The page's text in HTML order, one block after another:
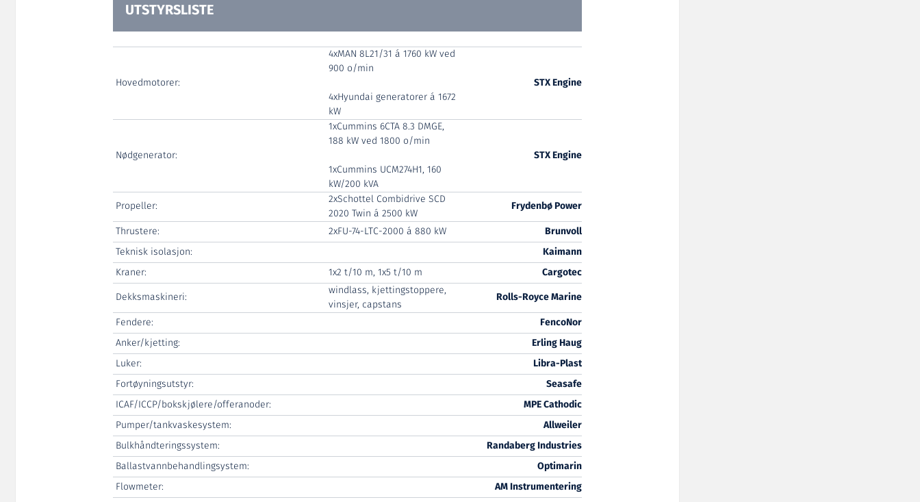
UTSTYRSLISTE
Hovedmotorer:
4xMAN 8L21/31 á 1760 kW ved
900 o/min
4xHyundai generatorer á 1672
kW
STX Engine
Nødgenerator:
1xCummins 6CTA 8.3 DMGE,
188 kW ved 1800 o/min
1xCummins UCM274H1, 160
kW/200 kVA
STX Engine
Propeller:
2xSchottel Combidrive SCD
2020 Twin á 2500 kW
Frydenbø Power
Thrustere:
2xFU-74-LTC-2000 á 880 kW
Brunvoll
Teknisk isolasjon:
Kaimann
Kraner:
1x2 t/10 m, 1x5 t/10 m
Cargotec
Dekksmaskineri:
windlass, kjettingstoppere,
vinsjer, capstans
Rolls-Royce Marine
Fendere:
FencoNor
Anker/kjetting:
Erling Haug
Luker:
Libra-Plast
Fortøyningsutstyr:
Seasafe
ICAF/ICCP/bokskjølere/offeranoder:
MPE Cathodic
Pumper/tankvaskesystem:
Allweiler
Bulkhåndteringssystem:
Randaberg Industries
Ballastvannbehandlingsystem:
Optimarin
Flowmeter:
AM Instrumentering